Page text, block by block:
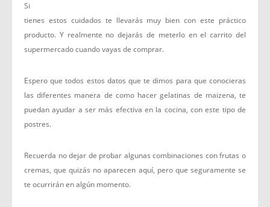
Si
tienes estos cuidados te llevarás muy bien con este práctico
producto. Y realmente no dejarás de meterlo en el carrito del
supermercado cuando vayas de comprar.
Espero que todos estos datos que te dimos para que conocieras
las diferentes manera de como hacer gelatinas de maizena, te
puedan ayudar a ser más efectiva en la cocina, con este tipo de
postres.
Recuerda no dejar de probar algunas combinaciones con frutas o
cremas, que quizás no aparecen aquí, pero que seguramente se
te ocurrirán en algún momento.